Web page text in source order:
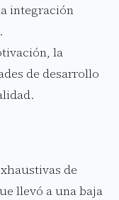
integración
la
de desarrollo
de
llevó a una baja